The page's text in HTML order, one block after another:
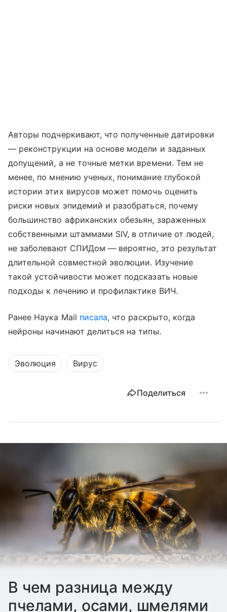
Авторы подчеркивают, что полученные датировки
— реконструкции на основе модели и заданных
допущений, а не точные метки времени. Тем не
менее, по мнению ученых, понимание глубокой
истории этих вирусов может помочь оценить
риски новых эпидемий и разобраться, почему
большинство африканских обезьян, зараженных
собственными штаммами SIV, в отличие от людей,
не заболевают СПИДом — вероятно, это результат
длительной совместной эволюции. Изучение
такой устойчивости может подсказать новые
подходы к лечению и профилактике ВИЧ.
Ранее Наука Mail писала, что раскрыто, когда
нейроны начинают делиться на типы.
Эволюция Вирус
Поделиться
В чем разница между
пчелами, осами, шмелями